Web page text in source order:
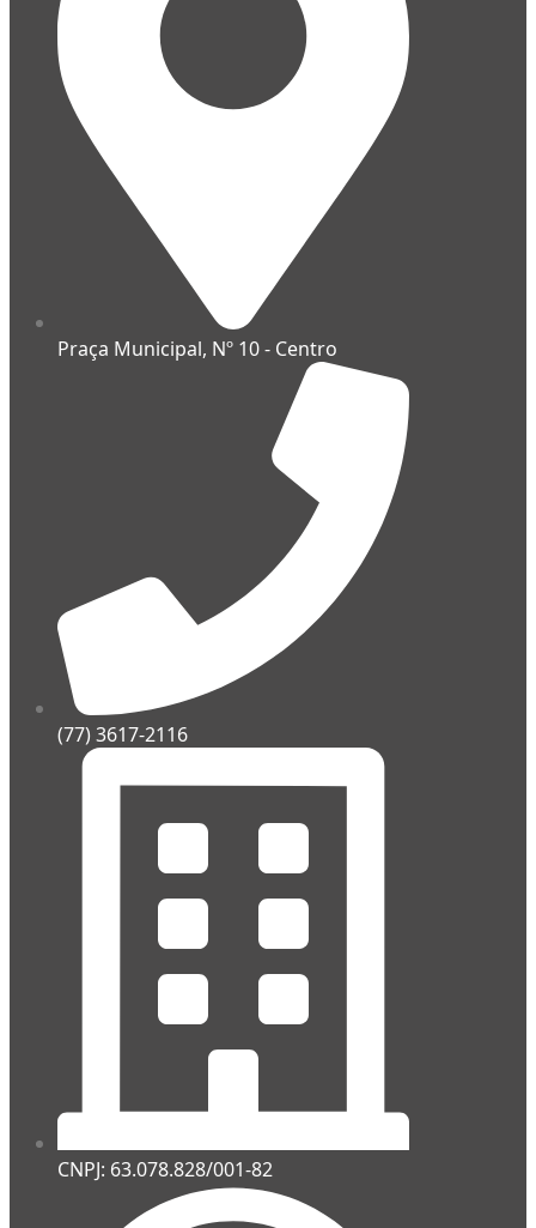
Praça Municipal, Nº 10 - Centro
(77) 3617-2116
CNPJ: 63.078.828/001-82